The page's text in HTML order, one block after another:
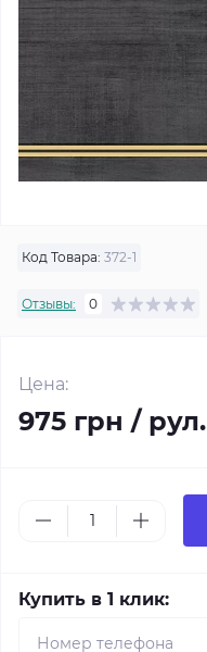
Код Товара: 372-1
Отзывы: 0
Цена:
975 грн / рул.
Купить в 1 клик: